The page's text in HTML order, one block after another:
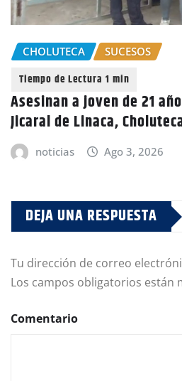
CHOLUTECA SUCESOS
Asesinan a joven de 21
Jicaral de Linaca,
noticias Ago 3, 2026
DEJA UNA RESPUESTA
Tu dirección de correo
Los campos obligatorios están
Comentario